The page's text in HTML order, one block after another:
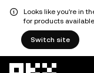
Looks like you're in
for products
Switch site